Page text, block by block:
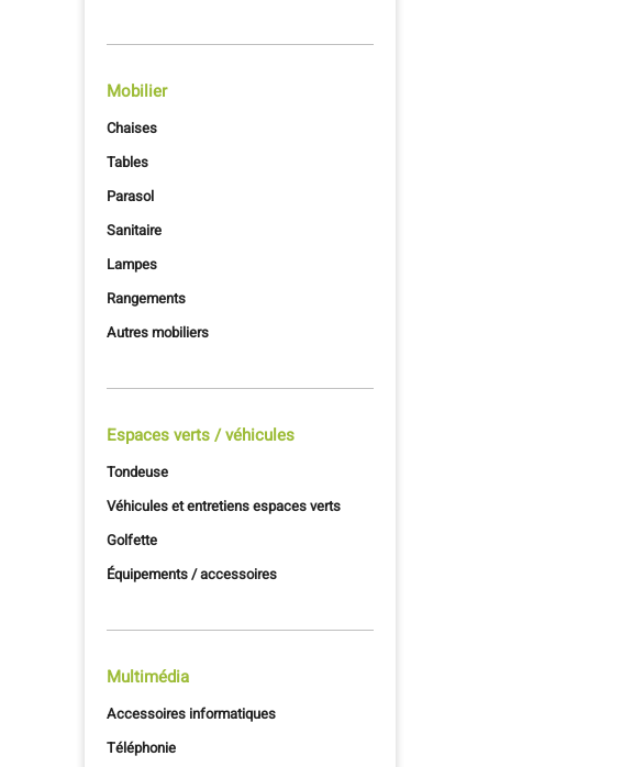
Mobilier
Chaises
Tables
Parasol
Sanitaire
Lampes
Rangements
Autres mobiliers
Espaces verts / véhicules
Tondeuse
Véhicules et entretiens espaces verts
Golfette
Équipements / accessoires
Multimédia
Accessoires informatiques
Téléphonie